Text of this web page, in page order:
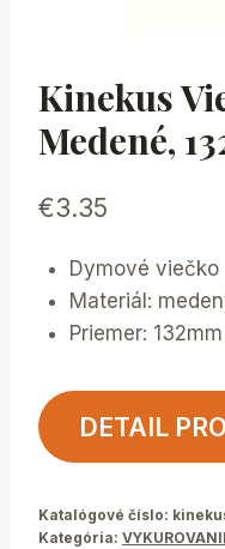
Kinekus
Medené,
€3.35
Dymové viečko
Materiál:
Priemer: 132mm
DETAIL
Katalógové číslo:
Kategória: